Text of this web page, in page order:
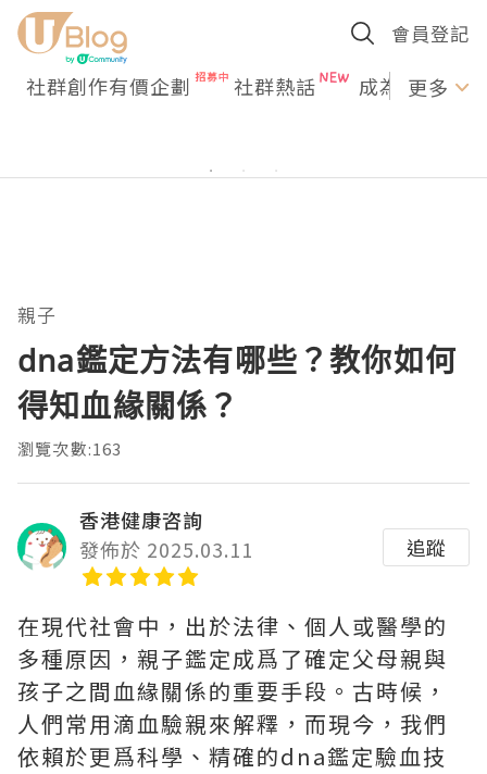
會員登記
社群創作有價企劃 社群熱話 成為U更多
親子
dna鑑定方法有哪些？教你如何
得知血緣關係？
瀏覽次數:163
香港健康咨詢
發佈於 2025.03.11
追蹤
在現代社會中，出於法律、個人或醫學的
多種原因，親子鑑定成爲了確定父母親與
孩子之間血緣關係的重要手段。古時候，
人們常用滴血驗親來解釋，而現今，我們
依賴於更爲科學、精確的dna鑑定驗血技